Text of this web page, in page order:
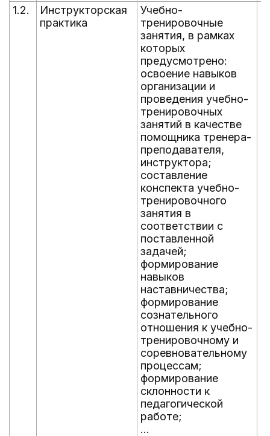
1.2.
Инструкторская
практика
Учебно-
тренировочные
занятия, в рамках
которых
предусмотрено:
освоение навыков
организации и
проведения учебно-
тренировочных
занятий в качестве
помощника тренера-
преподавателя,
инструктора;
составление
конспекта учебно-
тренировочного
занятия в
соответствии с
поставленной
задачей;
формирование
навыков
наставничества;
формирование
сознательного
отношения к учебно-
тренировочному и
соревновательному
процессам;
формирование
склонности к
педагогической
работе;
...